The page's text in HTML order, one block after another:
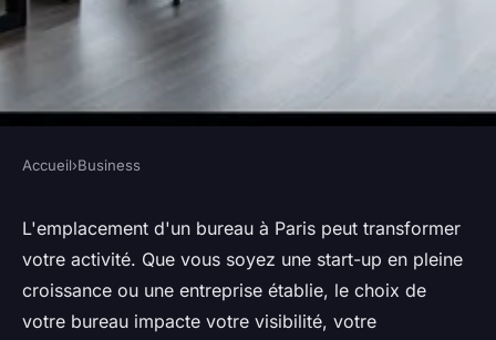
Location bureau paris :
boostez votre activité avec
l'emplacement idéal
Accueil›Business
L'emplacement d'un bureau à Paris peut transformer
votre activité. Que vous soyez une start-up en pleine
croissance ou une entreprise établie, le choix de
votre bureau impacte votre visibilité, votre